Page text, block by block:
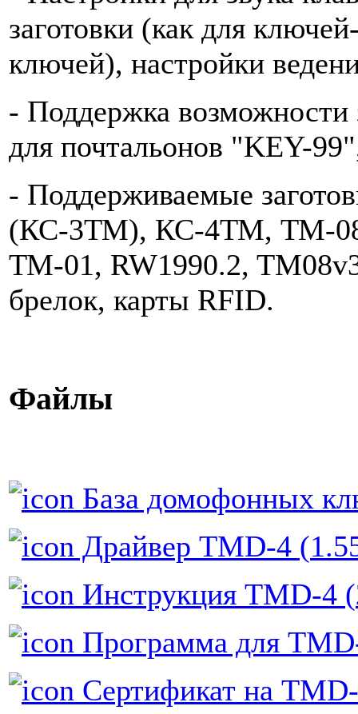
заготовки (как для
ключей), настройки
- Поддержка
для почтальонов "KEY-
- Поддерживаемые
(КС-3ТМ), КС-4ТМ, ТМ-08
ТМ-01, RW1990.2,
брелок, карты RFID.
Файлы
База домофонных
Драйвер TMD-4 (
Инструкция TMD-4 (
Программа для
Сертификат на